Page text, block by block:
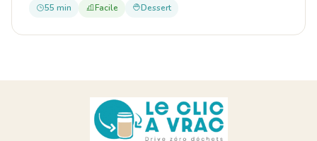
55 min Facile Dessert